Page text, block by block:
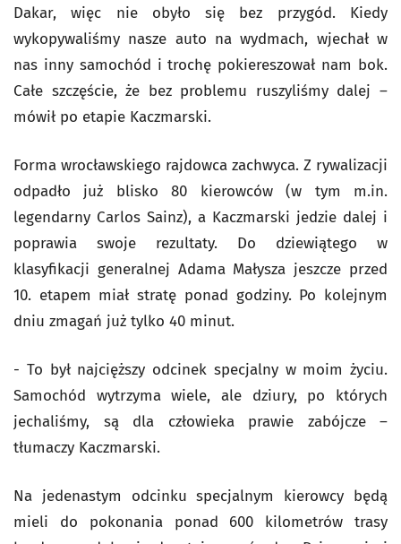
Dakar, więc nie obyło się bez przygód. Kiedy
wykopywaliśmy nasze auto na wydmach, wjechał w
nas inny samochód i trochę pokiereszował nam bok.
Całe szczęście, że bez problemu ruszyliśmy dalej –
mówił po etapie Kaczmarski.
Forma wrocławskiego rajdowca zachwyca. Z rywalizacji
odpadło już blisko 80 kierowców (w tym m.in.
legendarny Carlos Sainz), a Kaczmarski jedzie dalej i
poprawia swoje rezultaty. Do dziewiątego w
klasyfikacji generalnej Adama Małysza jeszcze przed
10. etapem miał stratę ponad godziny. Po kolejnym
dniu zmagań już tylko 40 minut.
- To był najcięższy odcinek specjalny w moim życiu.
Samochód wytrzyma wiele, ale dziury, po których
jechaliśmy, są dla człowieka prawie zabójcze –
tłumaczy Kaczmarski.
Na jedenastym odcinku specjalnym kierowcy będą
mieli do pokonania ponad 600 kilometrów trasy